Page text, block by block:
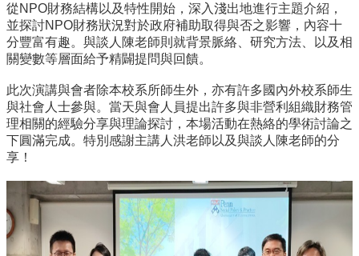
生
事
務
文
口
試
專
區
專
區
從NPO財務結構以及特性開始，深入淺出地進行主題介紹，
並探討NPO財務狀況對於政府補助取得與否之影響，內容十
分豐富有趣。與談人陳老師則就背景脈絡、研究方法、以及相
關變數等層面給予精闢提問與回饋。
此次演講與會者除本校系所師生外，亦有許多國內外校系師生
與社會人士參與。當天與會人員提出許多與非營利組織財務管
理相關的經驗分享與理論探討，本場活動在熱絡的學術討論之
下圓滿完成。特別感謝主講人洪老師以及與談人陳老師的分
享！